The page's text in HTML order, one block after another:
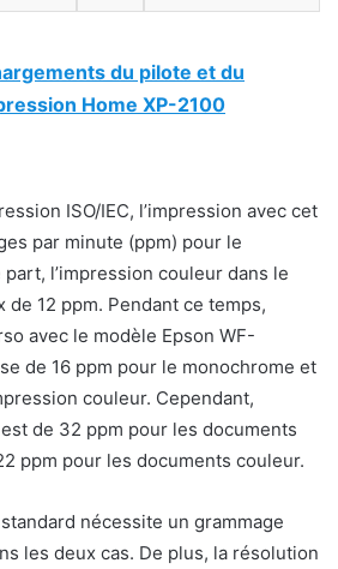
du pilote et du
Home XP-2100
ISO/IEC, l’impression avec cet
par minute (ppm) pour le
part, l’impression couleur dans le
de 12 ppm. Pendant ce temps,
avec le modèle Epson WF-
de 16 ppm pour le monochrome et
couleur. Cependant,
de 32 ppm pour les documents
ppm pour les documents couleur.
nécessite un grammage
les deux cas. De plus, la résolution